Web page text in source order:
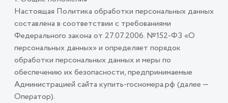
Настоящая Политика обработки персональных данных
составлена в соответствии с требованиями
Федерального закона от 27.07.2006. №152-ФЗ «О
персональных данных» и определяет порядок
обработки персональных данных и меры по
обеспечению их безопасности, предпринимаемые
Администрацией сайта купить-госномера.рф (далее —
Оператор).